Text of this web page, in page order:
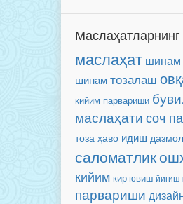
Маслаҳатларнинг
маслаҳат шинам
шинамтозалаш
кийим парвариши
маслаҳатисоч
тоза ҳаво идиш дазмол
саломатлик
кийим кир ювиш
парвариши